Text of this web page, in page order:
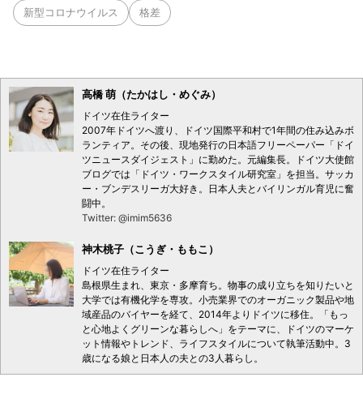
新型コロナウイルス 格差
高橋 萌（たかはし・めぐみ）
ドイツ在住ライター
2007年ドイツへ渡り、ドイツ国際平和村で1年間の住み込みボ
ランティア。その後、現地発行の日本語フリーペーパー「ドイ
ツニュースダイジェスト」に勤めた。元編集長。ドイツ大使館
ブログでは「ドイツ・ワークスタイル研究室」を担当。サッカ
ー・ブンデスリーガ大好き。日本人夫とバイリンガル育児に奮
闘中。
Twitter: @imim5636
神木桃子（こうぎ・ももこ）
ドイツ在住ライター
島根県生まれ、東京・多摩育ち。物事の成り立ちを知りたいと
大学では有機化学を専攻。小売業界でのオーガニック製品や地
域産品のバイヤーを経て、2014年よりドイツに移住。「もっ
と心地よくグリーンな暮らしへ」をテーマに、ドイツのマーケ
ット情報やトレンド、ライフスタイルについて執筆活動中。3
歳になる娘と日本人の夫との3人暮らし。